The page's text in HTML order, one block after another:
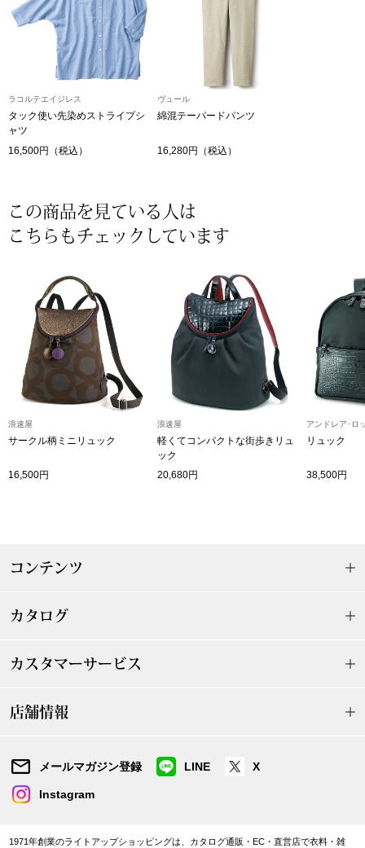
ーブルウェア
ズ
ランド
集
ベルト
靴下
サングラス／
傘／日傘
ラコルテエイジレス
タック使い先染めストライプシ
ャツ
16,500円（税込）
ヴュール
綿混テーパードパンツ
16,280円（税込）
この商品を見ている人は
こちらもチェックしています
浪速屋
サークル柄ミニリュック
16,500円
浪速屋
軽くてコンパクトな街歩きリュ
ック
20,680円
アンドレア･ロ
リュック
38,500円
コンテンツ
カタログ
カスタマーサービス
店舗情報
メールマガジン登録 LINE X
Instagram
1971年創業のライトアップショッピングは、カタログ通販・EC・直営店で衣料・雑